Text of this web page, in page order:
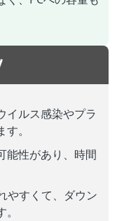
イルス感染やプラ
。
能性があり、時間
やすくて、ダウン